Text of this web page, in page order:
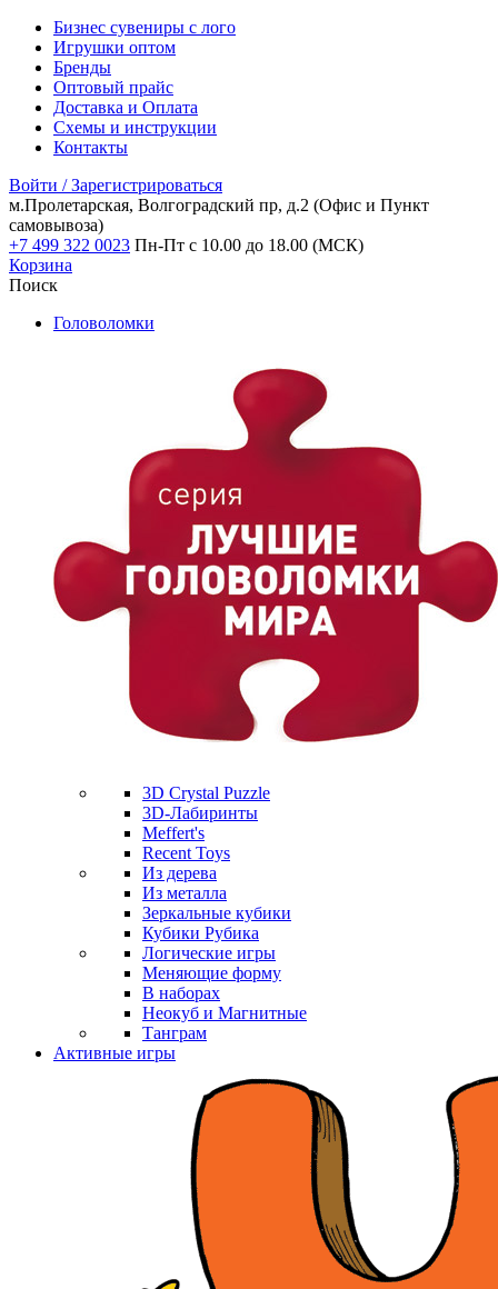
Бизнес сувениры с лого
Игрушки оптом
Бренды
Оптовый прайс
Доставка и Оплата
Схемы и инструкции
Контакты
Войти / Зарегистрироваться
м.Пролетарская, Волгоградский пр, д.2 (Офис и Пункт
самовывоза)
+7 499 322 0023 Пн-Пт с 10.00 до 18.00 (МСК)
Корзина
Поиск
Головоломки
3D Crystal Puzzle
3D-Лабиринты
Meffert's
Recent Toys
Из дерева
Из металла
Зеркальные кубики
Кубики Рубика
Логические игры
Меняющие форму
В наборах
Неокуб и Магнитные
Танграм
Активные игры